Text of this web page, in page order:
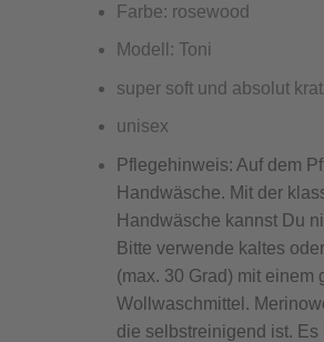
Farbe: rosewood
Modell: Toni
super soft und absolut
unisex
Pflegehinweis: Auf dem
Handwäsche. Mit der
Handwäsche kannst Du
Bitte verwende kaltes
(max. 30 Grad) mit einem
Wollwaschmittel.
die selbstreinigend ist. Es